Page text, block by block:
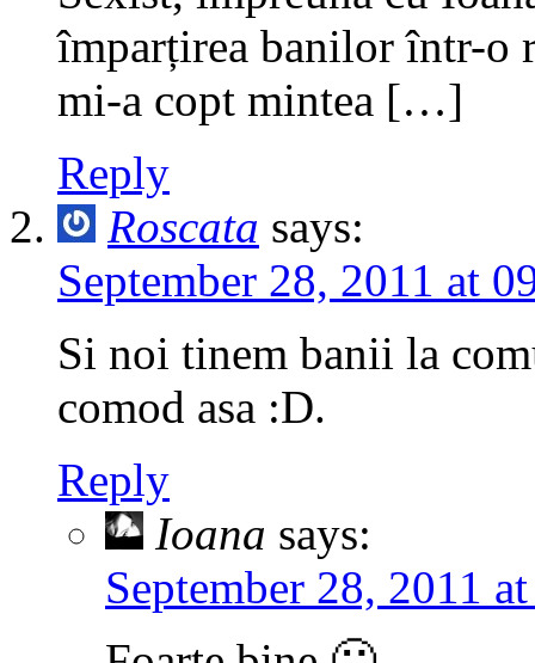
împarțirea banilor într-o
mi-a copt mintea […]
Reply
Roscata says:
September 28, 2011 at
Si noi tinem banii la
comod asa :D.
Reply
Ioana says:
September 28, 2011